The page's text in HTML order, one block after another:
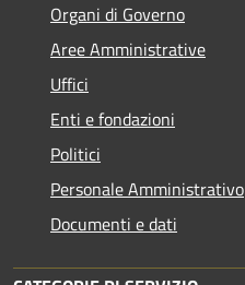
Organi di Governo
Aree Amministrative
Uffici
Enti e fondazioni
Politici
Personale Amministrativo
Documenti e dati